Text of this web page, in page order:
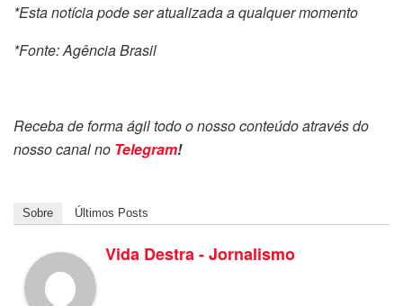
*Esta notícia pode ser atualizada a qualquer momento
*Fonte: Agência Brasil
Receba de forma ágil todo o nosso conteúdo através do
nosso canal no Telegram!
Sobre Últimos Posts
Vida Destra - Jornalismo